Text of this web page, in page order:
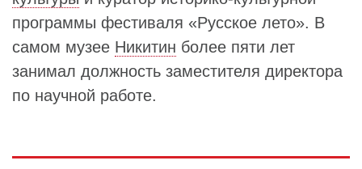
программы фестиваля «Русское лето». В
самом музее Никитин более пяти лет
занимал должность заместителя директора
по научной работе.